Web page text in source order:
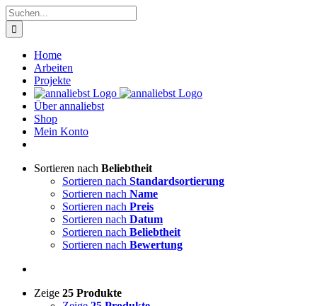
Zum
Inhalt
springen
Suche
nach:
Home
Arbeiten
Projekte
Über annaliebst
Shop
Mein Konto
Sortieren nach Beliebtheit
Sortieren nach Standardsortierung
Sortieren nach Name
Sortieren nach Preis
Sortieren nach Datum
Sortieren nach Beliebtheit
Sortieren nach Bewertung
Zeige 25 Produkte